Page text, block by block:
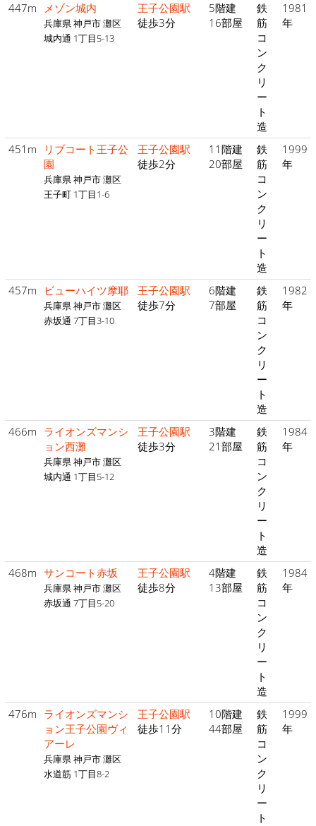
447m メゾン城内
兵庫県 神戸市 灘区
城内通 1丁目5-13
王子公園駅
徒歩3分
5階建
16部屋
鉄
筋
コ
ン
ク
リ
ー
ト
造
1981
年
451m
リブコート王子公
園
兵庫県 神戸市 灘区
王子町 1丁目1-6
王子公園駅
徒歩2分
11階建
20部屋
鉄
筋
コ
ン
ク
リ
ー
ト
造
1999
年
457m ビューハイツ摩耶
兵庫県 神戸市 灘区
赤坂通 7丁目3-10
王子公園駅
徒歩7分
6階建
7部屋
鉄
筋
コ
ン
ク
リ
ー
ト
造
1982
年
466m ライオンズマンシ
ョン西灘
兵庫県 神戸市 灘区
城内通 1丁目5-12
王子公園駅
徒歩3分
3階建
21部屋
鉄
筋
コ
ン
ク
リ
ー
ト
造
1984
年
468m サンコート赤坂
兵庫県 神戸市 灘区
赤坂通 7丁目5-20
王子公園駅
徒歩8分
4階建
13部屋
鉄
筋
コ
ン
ク
リ
ー
ト
造
1984
年
476m ライオンズマンシ
ョン王子公園ヴィ
アーレ
兵庫県 神戸市 灘区
水道筋 1丁目8-2
王子公園駅
徒歩11分
10階建
44部屋
鉄
筋
コ
ン
ク
リ
ー
ト
1999
年